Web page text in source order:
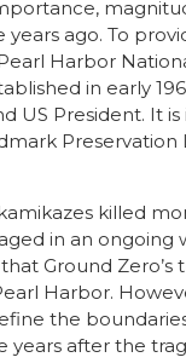
years ago. To
Harbor
in early
US President. It
killed
in an
Ground
Harbor.
the
years after the